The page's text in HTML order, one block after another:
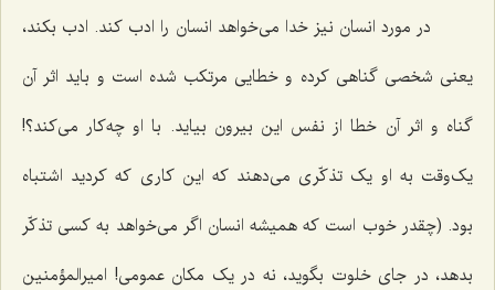
در مورد انسان نیز خدا می‌خواهد انسان را ادب کند. ادب بکند،
یعنی شخصی گناهی کرده و خطایی مرتکب شده است و باید اثر آن
گناه و اثر آن خطا از نفس این بیرون بیاید. با او چه‌کار می‌کند؟!
یک‌وقت به او یک تذکّری می‌دهند که این کاری که کردید اشتباه
بود. (چقدر خوب است که همیشه انسان اگر می‌خواهد به کسی تذکّر
بدهد، در جای خلوت بگوید، نه در یک مکان عمومی! امیرالمؤمنین